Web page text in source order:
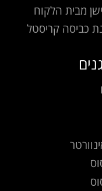
מבית הלקוח
כביסה קריסטל